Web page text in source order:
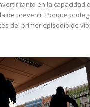
tanto en la capacidad
de prevenir. Porque
del primer episodio de